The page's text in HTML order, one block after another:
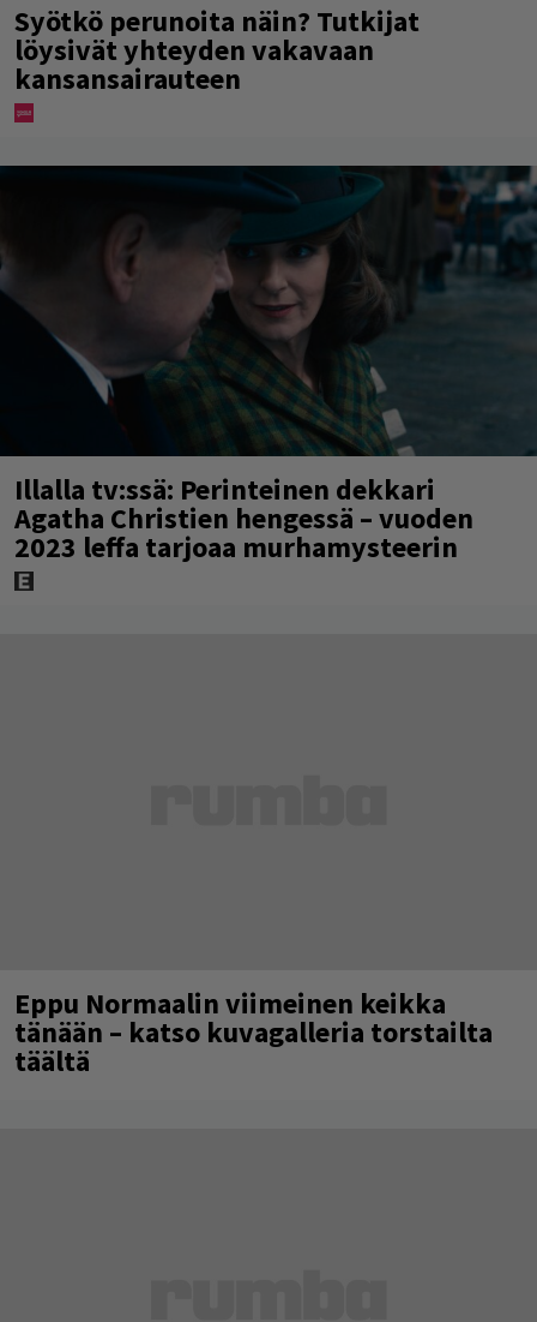
Syötkö perunoita näin? Tutkijat
löysivät yhteyden vakavaan
kansansairauteen
Illalla tv:ssä: Perinteinen dekkari
Agatha Christien hengessä – vuoden
2023 leffa tarjoaa murhamysteerin
Eppu Normaalin viimeinen keikka
tänään – katso kuvagalleria torstailta
täältä